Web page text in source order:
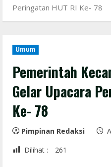
Peringatan HUT RI Ke- 78
Umum
Pemerintah
Gelar Upacara
Ke- 78
Pimpinan Redaksi
Dilihat :
261